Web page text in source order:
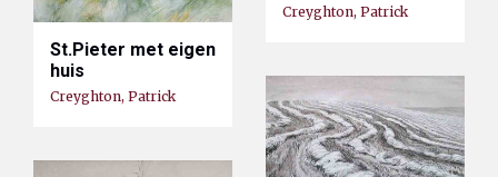
Creyghton, Patrick
St.Pieter met eigen
huis
Creyghton, Patrick